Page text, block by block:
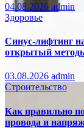
04.08.2026 admin
Здоровье
Синус-лифтинг
открытый
03.08.2026 admin
Строительство
Как правильно
провода и